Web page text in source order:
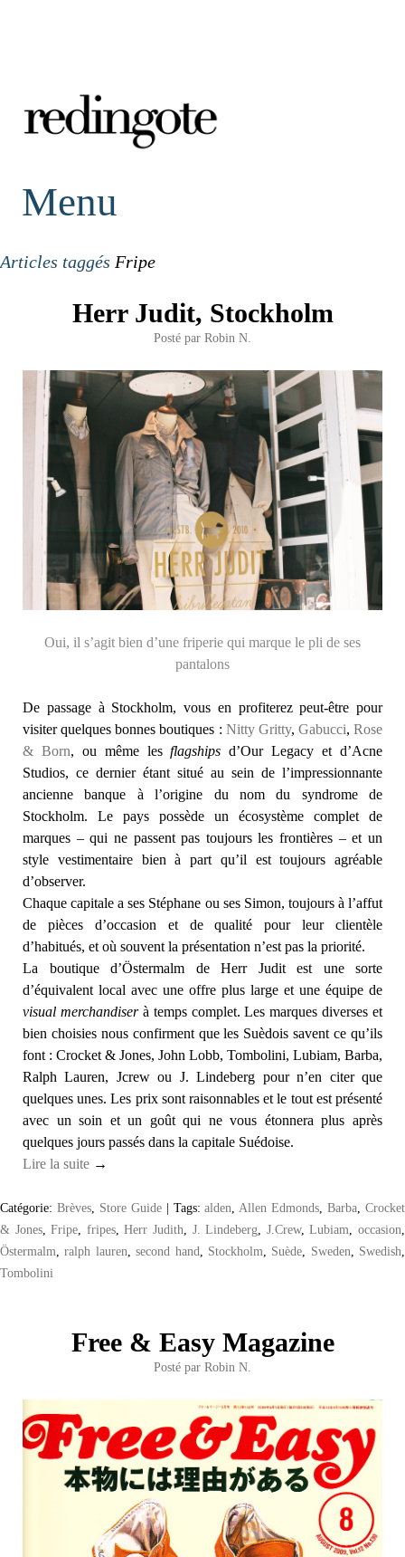
redingote.
Menu
Articles taggés Fripe
Herr Judit, Stockholm
Posté par Robin N.
Oui, il s’agit bien d’une friperie qui marque le pli de ses
pantalons
De passage à Stockholm, vous en profiterez peut-être pour
visiter quelques bonnes boutiques : Nitty Gritty, Gabucci, Rose
& Born, ou même lesflagships d’Our Legacy et d’Acne
Studios, ce dernier étant situé au sein de l’impressionnante
ancienne banque à l’origine du nom du syndrome de
Stockholm. Le pays possède un écosystème complet de
marques – qui ne passent pas toujours les frontières – et un
style vestimentaire bien à part qu’il est toujours agréable
d’observer.
Chaque capitale a ses Stéphane ou ses Simon, toujours à l’affut
de pièces d’occasion et de qualité pour leur clientèle
d’habitués, et où souvent la présentation n’est pas la priorité.
La boutique d’Östermalm de Herr Judit est une sorte
d’équivalent local avec une offre plus large et une équipe de
visual merchandiserà temps complet. Les marques diverses et
bien choisies nous confirment que les Suèdois savent ce qu’ils
font : Crocket & Jones, John Lobb, Tombolini, Lubiam, Barba,
Ralph Lauren, Jcrew ou J. Lindeberg pour n’en citer que
quelques unes. Les prix sont raisonnables et le tout est présenté
avec un soin et un goût qui ne vous étonnera plus après
quelques jours passés dans la capitale Suédoise.
Lire la suite →
Catégorie: Brèves, Store Guide | Tags:alden Allen Edmonds ,Barba ,Crocket
& Jones,Fripe fripes,Herr Judith J. Lindeberg J.Crew,Lubiam ,occasion
Östermalm ,ralph lauren ,second hand Stockholm Suède Sweden Swedish
Tombolini
Free & Easy Magazine
Posté par Robin N.